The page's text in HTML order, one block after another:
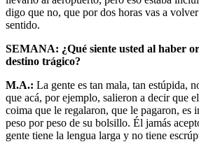
digo que no, que por dos horas vas a
sentido.
SEMANA: ¿Qué siente usted al haber
destino trágico?
M.A.: La gente es tan mala, tan estúpida,
que acá, por ejemplo, salieron a decir que
coima que le regalaron, que le pagaron, es
peso por peso de su bolsillo. Él jamás
gente tiene la lengua larga y no tiene